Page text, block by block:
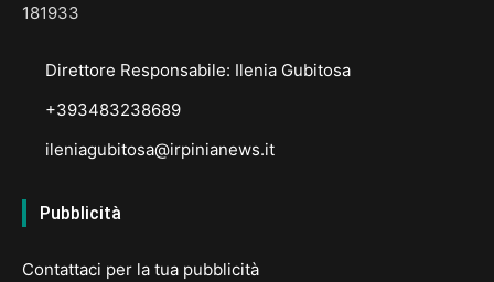
181933
Direttore Responsabile: Ilenia Gubitosa
+393483238689
ileniagubitosa@irpinianews.it
Pubblicità
Contattaci per la tua pubblicità